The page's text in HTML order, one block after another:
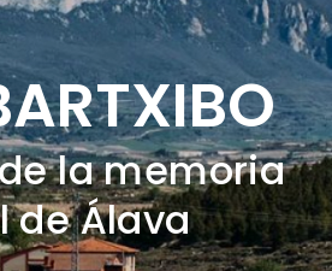
la memoria
de Álava